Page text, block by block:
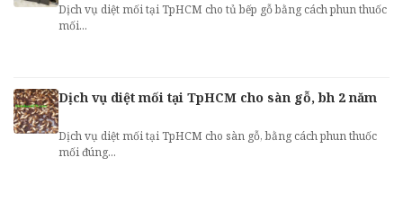
Dịch vụ diệt mối tại TpHCM cho tủ bếp gỗ bằng cách phun thuốc
mối...
Dịch vụ diệt mối tại TpHCM cho sàn gỗ, bh 2 năm
Dịch vụ diệt mối tại TpHCM cho sàn gỗ, bằng cách phun thuốc
mối đúng...